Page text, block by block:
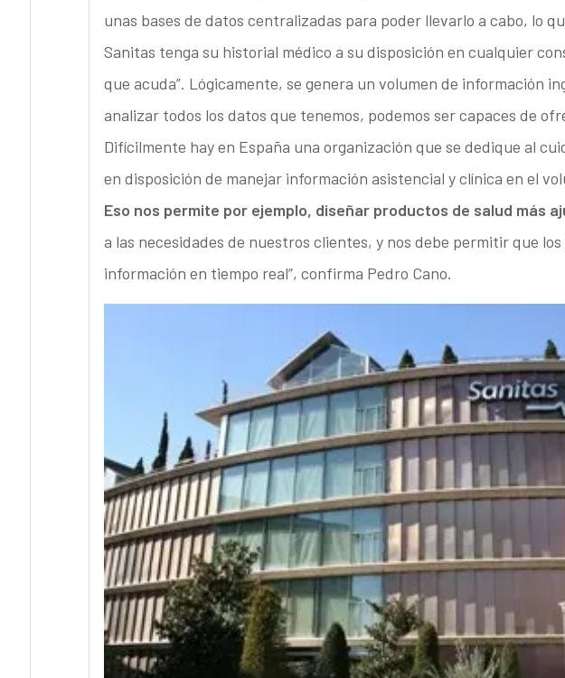
unas bases de datos centralizadas para poder llevarlo a cabo, lo
Sanitas tenga su historial médico a su disposición en cualquier
que acuda”. Lógicamente, se genera un volumen de información
analizar todos los datos que tenemos, podemos ser capaces de
Difícilmente hay en España una organización que se dedique al
en disposición de manejar información asistencial y clínica en el
Eso nos permite por ejemplo, diseñar productos de salud más
a las necesidades de nuestros clientes, y nos debe permitir que
información en tiempo real”, confirma Pedro Cano.